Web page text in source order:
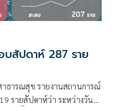
บสัปดาห์ 287 ราย
าธารณสุข รายงานสถานการณ์
รายสัปดาห์ว่า ระหว่างวันที่